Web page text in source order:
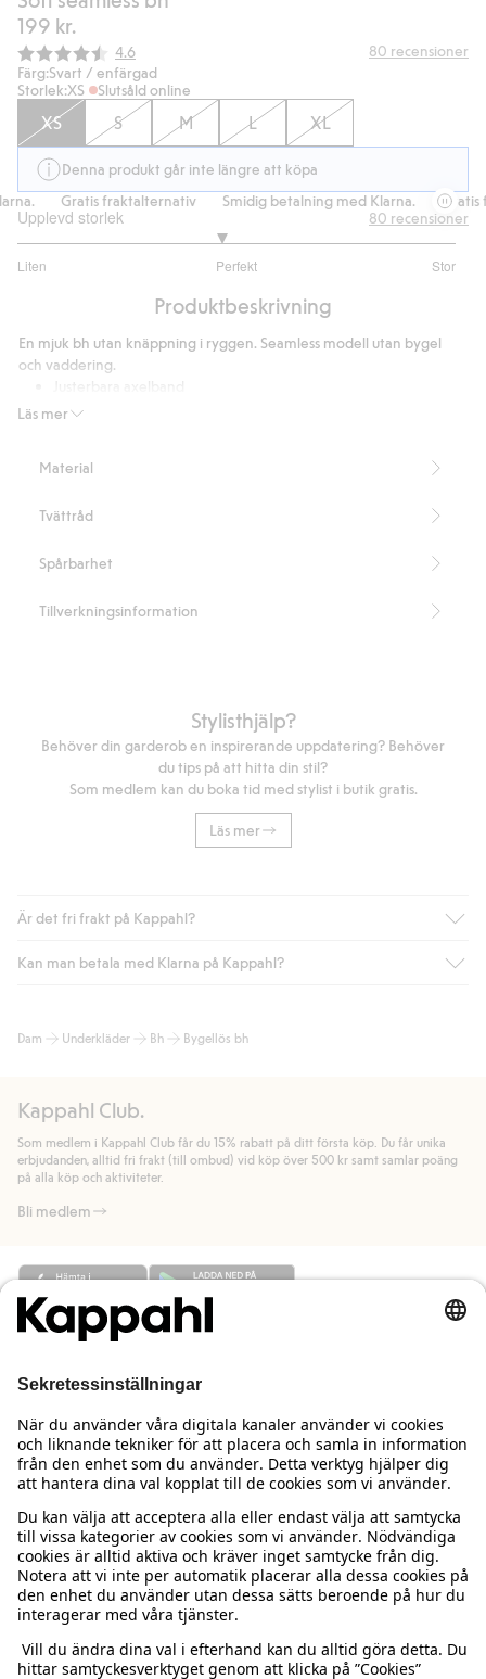
199 kr.
Snittbetyg:
4.6 80 recensioner
Färg:Svart / enfärgad
Storlek:XS Slutsåld online
XS S M L XL
Denna produkt går inte längre att köpa
Gratis fraktalternativ Smidig betalning med Klarna. Gratis
Upplevd storlek
Liten Perfekt Stor
utav
67
betyg
80 recensioner
Produktbeskrivning
Läs mer
En mjuk bh utan knäppning i ryggen. Seamless modell utan bygel
och vaddering.
Innehåller 63% återvunnen polyamid
Material
Tvättråd
Spårbarhet
Tillverkningsinformation
Stylisthjälp?
Behöver din garderob en inspirerande uppdatering? Behöver
du tips på att hitta din stil?
Som medlem kan du boka tid med stylist i butik gratis.
Läs mer
Är det fri frakt på Kappahl?
Är du medlem i Kappahl Club har du alltid gratis frakt till butik
automatik efter du loggat in och identifierats som medlem.
handlar för.
Läs mer
Kan man betala med Klarna på Kappahl?
bland annat faktura och swish men även andra betalningssätt.
allmänna villkor.
Läs mer
Dam Underkläder Bh Bygellös bh
Kappahl Club.
Som medlem i Kappahl Club får du 15% rabatt på ditt första köp. Du får unika
erbjudanden, alltid fri frakt (till ombud) vid köp över 500 kr samt samlar poäng
på alla köp och aktiviteter.
Bli medlem
Behöver du hjälp?
Kundservice
Vanliga frågor
Beställning & retur
Kontakta oss
Hitta butik
Kappahl Club
Logga in
Kappahl Club
Medlemsvillkor
Om oss
Om Kappahl Group
Villkor & policy
Köpvillkor Sverige
Mer från oss